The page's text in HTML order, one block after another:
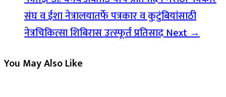
संघ व ईशा नेत्रालयातर्फे पत्रकार व कुटुंबियांसाठी
नेत्रचिकित्सा शिबिरास उत्स्फूर्त प्रतिसादNext →
You May Also Like